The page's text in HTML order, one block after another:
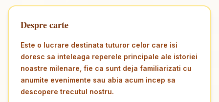
Despre carte
Este o lucrare destinata tuturor celor care isi
doresc sa inteleaga reperele principale ale istoriei
noastre milenare, fie ca sunt deja familiarizati cu
anumite evenimente sau abia acum incep sa
descopere trecutul nostru.